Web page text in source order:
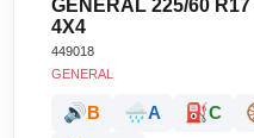
GENERAL 225/60
4X4
449018
GENERAL
🔊 B 🌧️A ⛽C